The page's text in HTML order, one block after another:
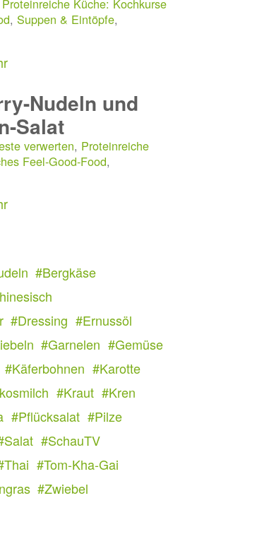
Proteinreiche Küche: Kochkurse
,Suppen & Eintöpfe,
Nudeln und
Salat
verwerten, Proteinreiche
Feel-Good-Food,
#Bergkäse
#Dressing #Ernussöl
#Garnelen #Gemüse
#Käferbohnen #Karotte
#Kraut #Kren
#Pflücksalat #Pilze
#SchauTV
#Tom-Kha-Gai
#Zwiebel